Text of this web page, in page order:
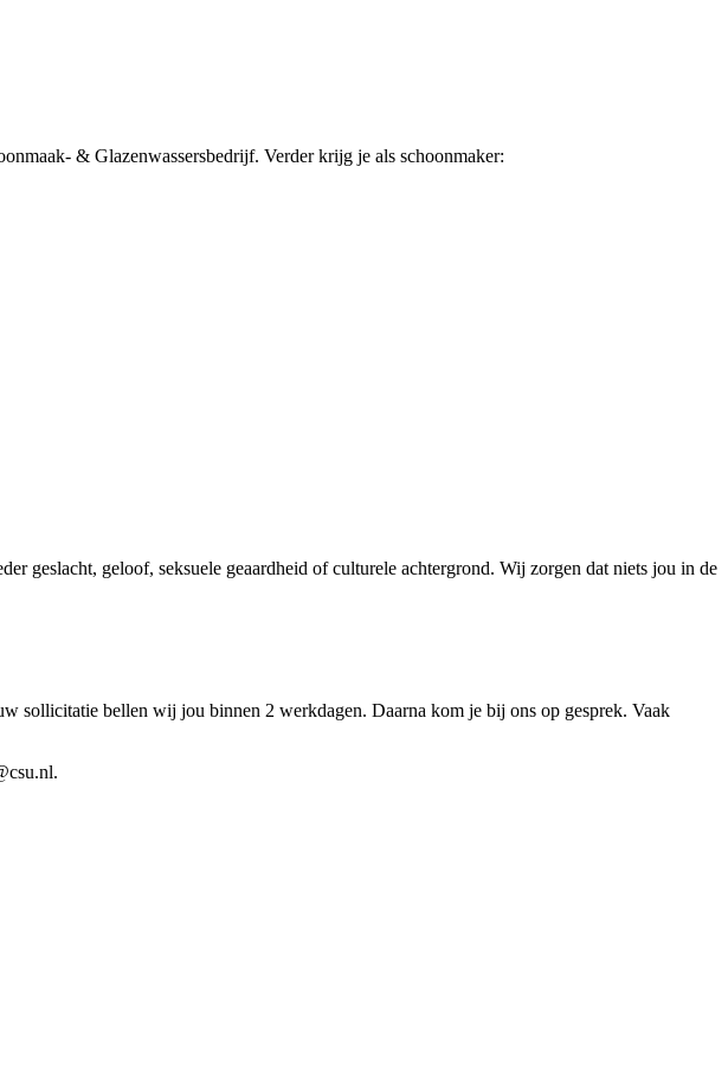
& Glazenwassersbedrijf. Verder krijg je als schoonmaker:
geloof, seksuele geaardheid of culturele achtergrond. Wij zorgen dat niets jou in de
sollicitatie bellen wij jou binnen 2 werkdagen. Daarna kom je bij ons op gesprek. Vaak